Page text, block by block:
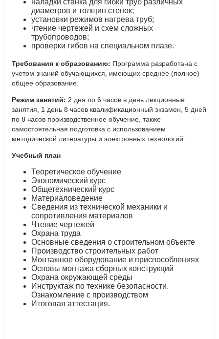
наладки станка для гибки труб различных
диаметров и толщин стенок;
установки режимов нагрева труб;
чтение чертежей и схем сложных
трубопроводов;
проверки гибов на специальном плазе.
Требования к образованию: Программа разработана с
учетом знаний обучающихся, имеющих среднее (полное)
общее образование.
Режим занятий: 2 дня по 6 часов в день лекционные
занятия, 1 день 8 часов квалификационный экзамен, 5 дней
по 8 часов производственное обучение, также
самостоятельная подготовка с использованием
методической литературы и электронных технологий.
Учебный план
Теоретическое обучение
Экономический курс
Общетехнический курс
Материаловедение
Сведения из технической механики и
сопротивления материалов
Чтение чертежей
Охрана труда
Основные сведения о строительном объекте
Производство строительных работ
Монтажное оборудование и приспособлениях
Основы монтажа сборных конструкций
Охрана окружающей среды
Инструктаж по технике безопасности.
Ознакомление с производством
Итоговая аттестация.